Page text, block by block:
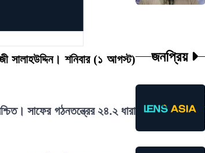
সালাহউদ্দিন। শনিবার (১ আগস্ট)
সাফের গঠনতন্ত্রের ২৪.২ ধারা
জনপ্রিয়